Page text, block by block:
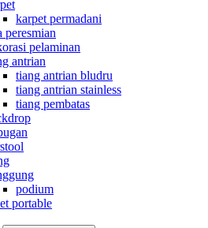
karpet permadani
peresmian
pelaminan
antrian
tiang antrian bludru
tiang antrian stainless
tiang pembatas
podium
portable